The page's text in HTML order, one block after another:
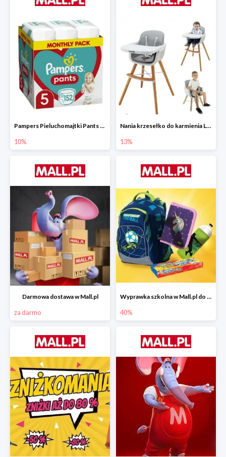
Pampers Pieluchomajtki Pants 5 (12-17 kg) 152 szt.
10%
Nania krzesełko do karmienia LUNA 2w1
13%
Darmowa dostawa w Mall.pl
za darmo
Wyprawka szkolna w Mall.pl do -40%
40%